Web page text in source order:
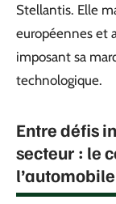
Stellantis. Elle
européennes et
imposant sa
technologique.
Entre défis
secteur : le
l’automobile